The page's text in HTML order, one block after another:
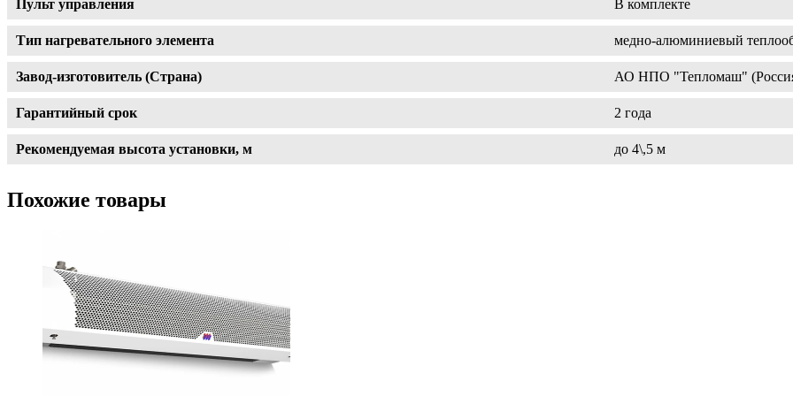
Пульт управления В комплекте
Тип нагревательного элемента медно-алюминиевый
Завод-изготовитель (Страна) АО НПО "Тепломаш"
Гарантийный срок 2 года
Рекомендуемая высота установки, м до 4\,5 м
Похожие товары